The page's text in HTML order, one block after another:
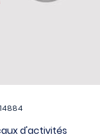
d'activités